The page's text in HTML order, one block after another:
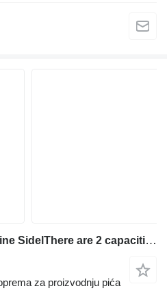
Sidel PET Aseptic filling line SidelThere are 2 capacities: 18.000 lt
za proizvodnju pića